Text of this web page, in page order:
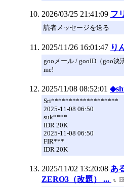
2026/03/25 21:41:09 フ
読者メッセージを送る
2025/11/26 16:01:47 り
gooメール / gooID（goo決
me!
2025/11/08 08:52:01
Sri*******************
2025-11-08 06:50
suk****
IDR 20K
2025-11-08 06:50
FIR***
IDR 20K
2025/11/02 13:20:08 あ
ZERO3（改題） ...